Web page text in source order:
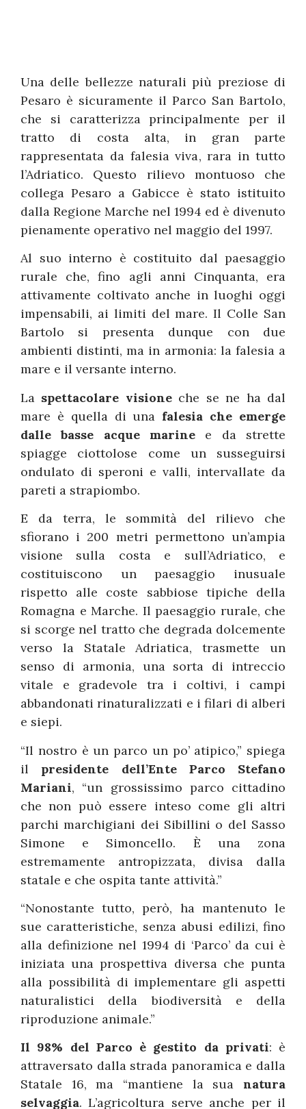
Una delle bellezze naturali più preziose di
Pesaro è sicuramente il Parco San Bartolo,
che si caratterizza principalmente per il
tratto di costa alta, in gran parte
rappresentata da falesia viva, rara in tutto
l’Adriatico. Questo rilievo montuoso che
collega Pesaro a Gabicce è stato istituito
dalla Regione Marche nel 1994 ed è divenuto
pienamente operativo nel maggio del 1997.
Al suo interno è costituito dal paesaggio
rurale che, fino agli anni Cinquanta, era
attivamente coltivato anche in luoghi oggi
impensabili, ai limiti del mare. Il Colle San
Bartolo si presenta dunque con due
ambienti distinti, ma in armonia: la falesia a
mare e il versante interno.
La spettacolare visioneche se ne ha dal
mare è quella di una falesia che emerge
dalle basse acque marine e da strette
spiagge ciottolose come un susseguirsi
ondulato di speroni e valli, intervallate da
pareti a strapiombo.
E da terra, le sommità del rilievo che
sfiorano i 200 metri permettono un’ampia
visione sulla costa e sull’Adriatico, e
costituiscono un paesaggio inusuale
rispetto alle coste sabbiose tipiche della
Romagna e Marche. Il paesaggio rurale, che
si scorge nel tratto che degrada dolcemente
verso la Statale Adriatica, trasmette un
senso di armonia, una sorta di intreccio
vitale e gradevole tra i coltivi, i campi
abbandonati rinaturalizzati e i filari di alberi
e siepi.
“Il nostro è un parco un po’ atipico,” spiega
il presidente dell’Ente Parco Stefano
Mariani, “un grossissimo parco cittadino
che non può essere inteso come gli altri
parchi marchigiani dei Sibillini o del Sasso
Simone e Simoncello. È una zona
estremamente antropizzata, divisa dalla
statale e che ospita tante attività.”
“Nonostante tutto, però, ha mantenuto le
sue caratteristiche, senza abusi edilizi, fino
alla definizione nel 1994 di ‘Parco’ da cui è
iniziata una prospettiva diversa che punta
alla possibilità di implementare gli aspetti
naturalistici della biodiversità e della
riproduzione animale.”
Il 98% del Parco è gestito da privati: è
attraversato dalla strada panoramica e dalla
Statale 16, ma “mantiene la sua natura
selvaggia. L’agricoltura serve anche per il